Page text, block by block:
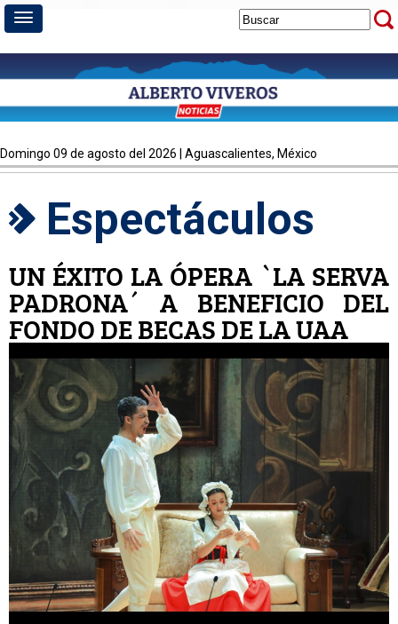
domingo 09 de agosto del 2026 | Aguascalientes, México
Espectáculos
UN ÉXITO LA ÓPERA `LA SERVA
PADRONA´ A BENEFICIO DEL
FONDO DE BECAS DE LA UAA